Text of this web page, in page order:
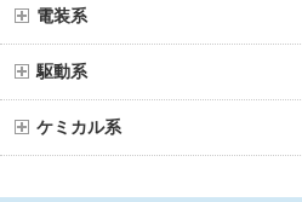
電装系
駆動系
ケミカル系